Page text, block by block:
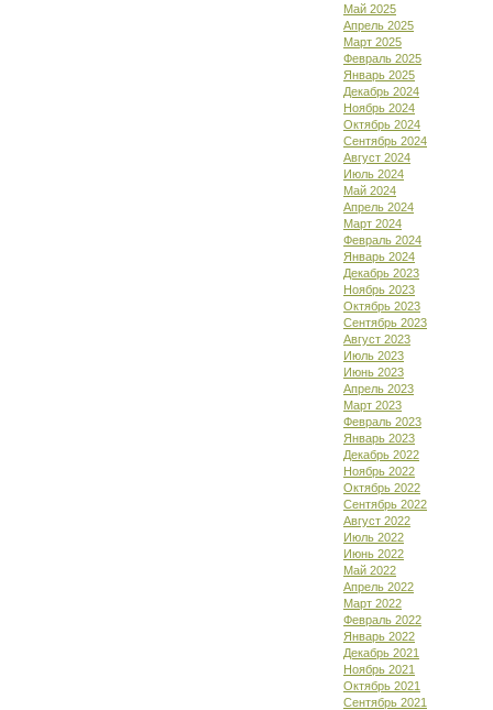
Май 2025
Апрель 2025
Март 2025
Февраль 2025
Январь 2025
Декабрь 2024
Ноябрь 2024
Октябрь 2024
Сентябрь 2024
Август 2024
Июль 2024
Май 2024
Апрель 2024
Март 2024
Февраль 2024
Январь 2024
Декабрь 2023
Ноябрь 2023
Октябрь 2023
Сентябрь 2023
Август 2023
Июль 2023
Июнь 2023
Апрель 2023
Март 2023
Февраль 2023
Январь 2023
Декабрь 2022
Ноябрь 2022
Октябрь 2022
Сентябрь 2022
Август 2022
Июль 2022
Июнь 2022
Май 2022
Апрель 2022
Март 2022
Февраль 2022
Январь 2022
Декабрь 2021
Ноябрь 2021
Октябрь 2021
Сентябрь 2021